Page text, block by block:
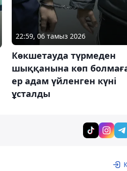
22:59, 06 тамыз 2026
Көкшетауда түрмеден
шыққанына көп
ер адам үйленген күні
ұсталды